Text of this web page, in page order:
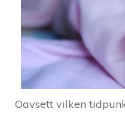
Oavsett vilken